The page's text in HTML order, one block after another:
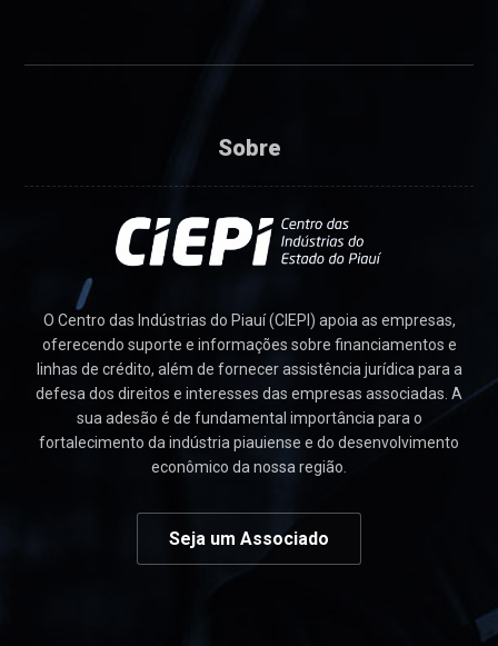
Sobre
O Centro das Indústrias do Piauí (CIEPI) apoia as empresas,
oferecendo suporte e informações sobre financiamentos e
linhas de crédito, além de fornecer assistência jurídica para a
defesa dos direitos e interesses das empresas associadas. A
sua adesão é de fundamental importância para o
fortalecimento da indústria piauiense e do desenvolvimento
econômico da nossa região.
Seja um Associado